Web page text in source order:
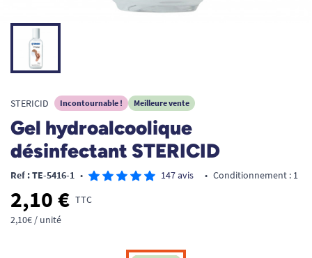
STERICID Incontournable ! Meilleure vente
Gel hydroalcoolique
désinfectant STERICID
Ref : TE-5416-1 • 147 avis • Conditionnement : 1
2,10 € TTC
2,10€ / unité